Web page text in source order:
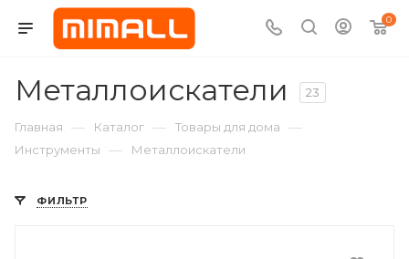
0
Металлоискатели 23
Главная — Каталог — Товары для дома —
Инструменты — Металлоискатели
ФИЛЬТР